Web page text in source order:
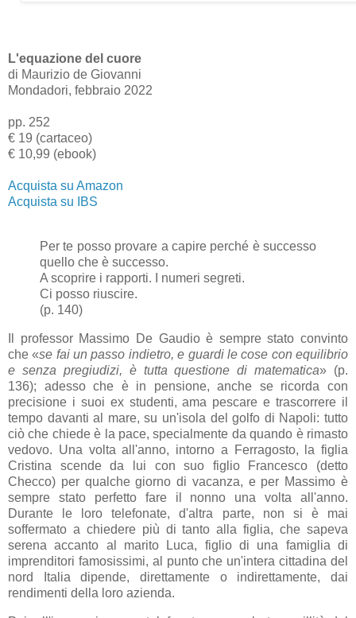
L'equazione del cuore
di Maurizio de Giovanni
Mondadori, febbraio 2022
pp. 252
€ 19 (cartaceo)
€ 10,99 (ebook)
Acquista su Amazon
Acquista su IBS
Per te posso provare a capire perché è successo
quello che è successo.
A scoprire i rapporti. I numeri segreti.
Ci posso riuscire.
(p. 140)
Il professor Massimo De Gaudio è sempre stato convinto
che«se fai un passo indietro, e guardi le cose con equilibrio
e senza pregiudizi, è tutta questione di matematica» (p.
136); adesso che è in pensione, anche se ricorda con
precisione i suoi ex studenti, ama pescare e trascorrere il
tempo davanti al mare, su un'isola del golfo di Napoli: tutto
ciò che chiede è la pace, specialmente da quando è rimasto
vedovo. Una volta all'anno, intorno a Ferragosto, la figlia
Cristina scende da lui con suo figlio Francesco (detto
Checco) per qualche giorno di vacanza, e per Massimo è
sempre stato perfetto fare il nonno una volta all'anno.
Durante le loro telefonate, d'altra parte, non si è mai
soffermato a chiedere più di tanto alla figlia, che sapeva
serena accanto al marito Luca, figlio di una famiglia di
imprenditori famosissimi, al punto che un'intera cittadina del
nord Italia dipende, direttamente o indirettamente, dai
rendimenti della loro azienda.